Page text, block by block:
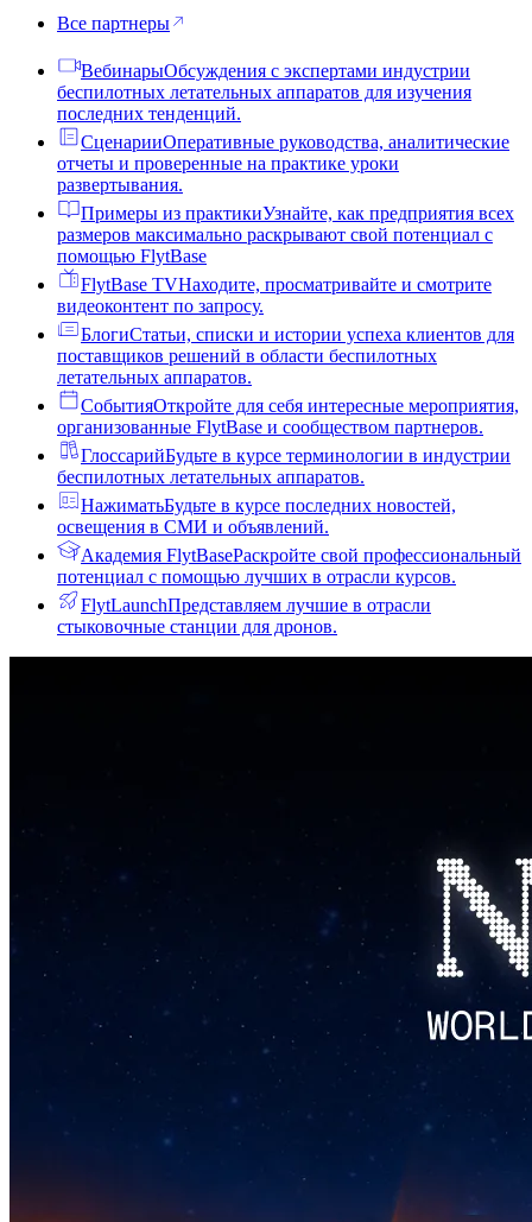
Все партнеры
ВебинарыОбсуждения с экспертами индустрии
беспилотных летательных аппаратов для изучения
последних тенденций.
СценарииОперативные руководства, аналитические
отчеты и проверенные на практике уроки
развертывания.
Примеры из практикиУзнайте, как предприятия всех
размеров максимально раскрывают свой потенциал с
помощью FlytBase
FlytBase TVНаходите, просматривайте и смотрите
видеоконтент по запросу.
БлогиСтатьи, списки и истории успеха клиентов для
поставщиков решений в области беспилотных
летательных аппаратов.
СобытияОткройте для себя интересные мероприятия,
организованные FlytBase и сообществом партнеров.
ГлоссарийБудьте в курсе терминологии в индустрии
беспилотных летательных аппаратов.
НажиматьБудьте в курсе последних новостей,
освещения в СМИ и объявлений.
Академия FlytBaseРаскройте свой профессиональный
потенциал с помощью лучших в отрасли курсов.
FlytLaunchПредставляем лучшие в отрасли
стыковочные станции для дронов.